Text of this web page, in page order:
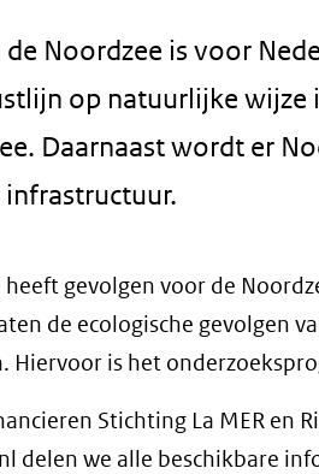
Noordzee is voor
op natuurlijke wijze
Daarnaast wordt er
infrastructuur.
gevolgen voor de
de ecologische gevolgen
Hiervoor is het
Stichting La MER en
delen we alle beschikbare